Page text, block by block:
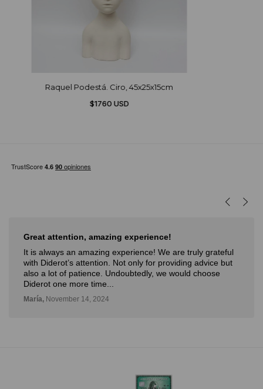
Raquel Podestá. Ciro, 45x25x15cm
$1760 USD
Great attention, amazing experience!
It is always an amazing experience! We are truly grateful
with Diderot’s attention. Not only for providing advice but
also a lot of patience. Undoubtedly, we would choose
Diderot one more time...
María, November 14, 2024